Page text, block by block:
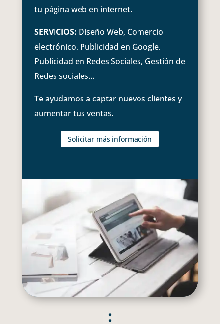
tu página web en internet.
SERVICIOS: Diseño Web, Comercio
electrónico, Publicidad en Google,
Publicidad en Redes Sociales, Gestión de
Redes sociales…
Te ayudamos a captar nuevos clientes y
aumentar tus ventas.
Solicitar más información